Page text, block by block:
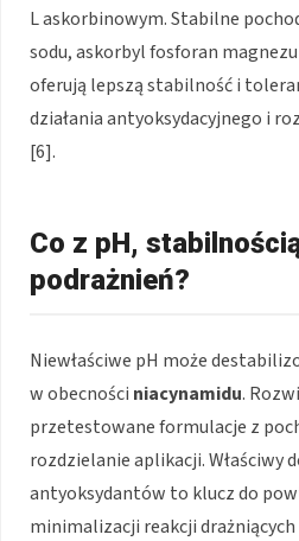
L askorbinowym. Stabilne
sodu, askorbyl fosforan
oferują lepszą stabilność i
działania antyoksydacyjnego i
[6].
Co z pH,
podrażnień?
Niewłaściwe pH może
w obecności niacynamidu.
przetestowane formulacje z
rozdzielanie aplikacji. Właściwy
antyoksydantów to klucz do
minimalizacji reakcji